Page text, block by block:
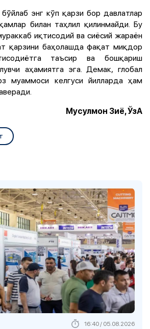
энг кўп қарзи бор давлатлар
билан таҳлил қилинмайди. Бу
иқтисодий ва сиёсий жараён
қарзини баҳолашда фақат миқдор
таъсир ва бошқариш
аҳамиятга эга. Демак, глобал
муаммоси келгуси йилларда ҳам
Мусулмон Зиё, ЎзА
16:40 / 05.08.2026